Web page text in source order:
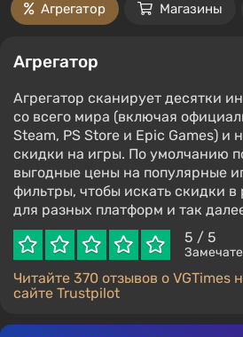
Агрегатор Магазины
Агрегатор
Агрегатор сканирует десятки
со всего мира (включая
Steam, PS Store и Epic Games) и
скидки на игры. По умолчанию
выгодные цены на популярные
фильтры, чтобы искать скидки в
для разных платформ и так
5 / 5
Читайте 370 отзывов о VGTimes
сайте Trustpilot